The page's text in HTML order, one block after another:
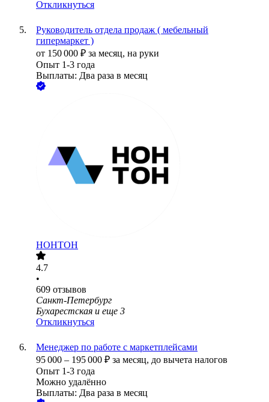
Откликнуться
Руководитель отдела продаж ( мебельный
гипермаркет )
от 150 000 ₽ за месяц, на руки
Опыт 1-3 года
Выплаты: Два раза в месяц
НОНТОН
4.7
•
609 отзывов
Санкт-Петербург
Бухарестская и еще 3
Откликнуться
Менеджер по работе с маркетплейсами
95 000 – 195 000 ₽ за месяц, до вычета налогов
Опыт 1-3 года
Можно удалённо
Выплаты: Два раза в месяц